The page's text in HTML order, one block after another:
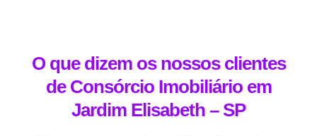
O que dizem os nossos clientes
de Consórcio Imobiliário em
Jardim Elisabeth – SP